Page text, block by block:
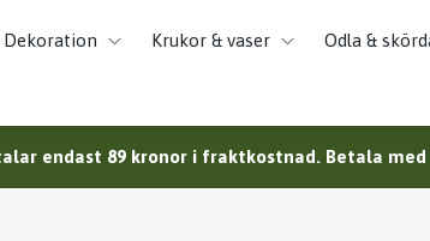
Dekoration Krukor & vaser Odla &
endast 89 kronor i fraktkostnad. Betala